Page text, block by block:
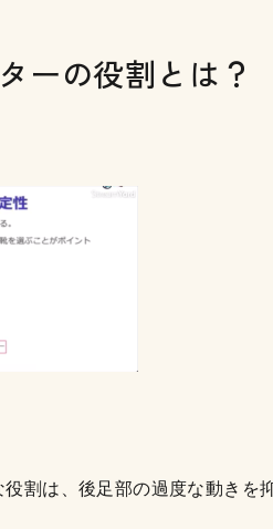
ーの役割とは？
役割は、後足部の過度な動きを